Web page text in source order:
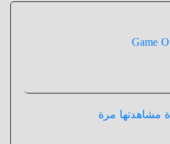
مشاهدتها مرة